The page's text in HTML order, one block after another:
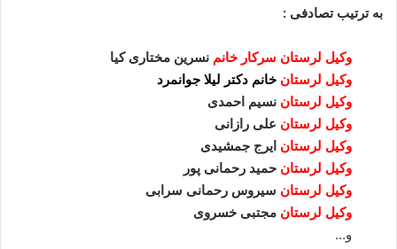
به ترتیب تصادفی :
وکیل لرستان سرکار خانم نسرین مختاری کیا
وکیل لرستان خانم دکتر لیلا جوانمرد
وکیل لرستان نسیم احمدی
وکیل لرستان علی رازانی
وکیل لرستان ایرج جمشیدی
وکیل لرستان حمید رحمانی پور
وکیل لرستان سیروس رحمانی سرابی
وکیل لرستان مجتبی خسروی
و…